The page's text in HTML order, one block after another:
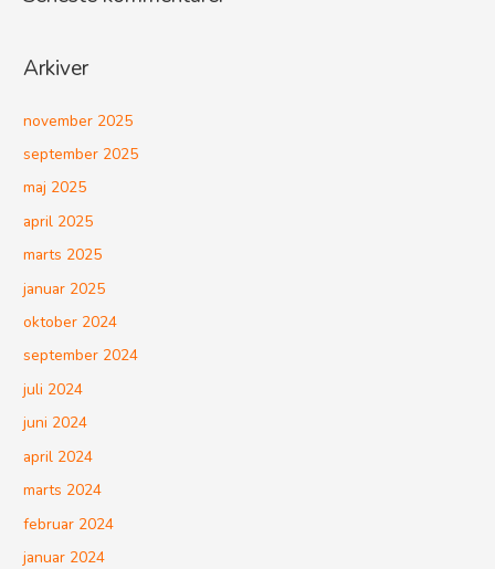
Arkiver
november 2025
september 2025
maj 2025
april 2025
marts 2025
januar 2025
oktober 2024
september 2024
juli 2024
juni 2024
april 2024
marts 2024
februar 2024
januar 2024